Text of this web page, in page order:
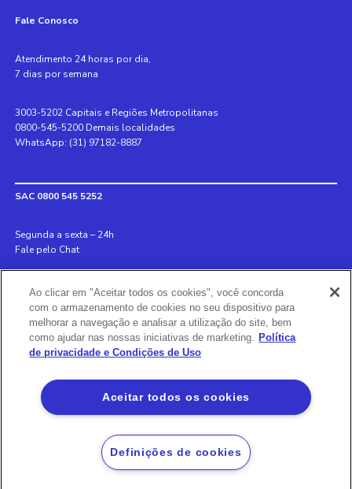
Fale Conosco
Atendimento 24 horas por dia,
7 dias por semana
3003-5202 Capitais e Regiões Metropolitanas
0800-545-5200 Demais localidades
WhatsApp: (31) 97182-8887
SAC 0800 545 5252
Segunda a sexta – 24h
Fale pelo Chat
Internacional +55 31 3078 8152
Deficiente auditivo 0800 970 6993
Ouvidoria 0800 726 8889
Via Olímpia, São Paulo, SP 04547-130, Brasil, 3003-5202
Ao clicar em "Aceitar todos os cookies", você concorda
com o armazenamento de cookies no seu dispositivo para
melhorar a navegação e analisar a utilização do site, bem
como ajudar nas nossas iniciativas de marketing. Política
de privacidade e Condições de Uso
Aceitar todos os cookies
Definições de cookies